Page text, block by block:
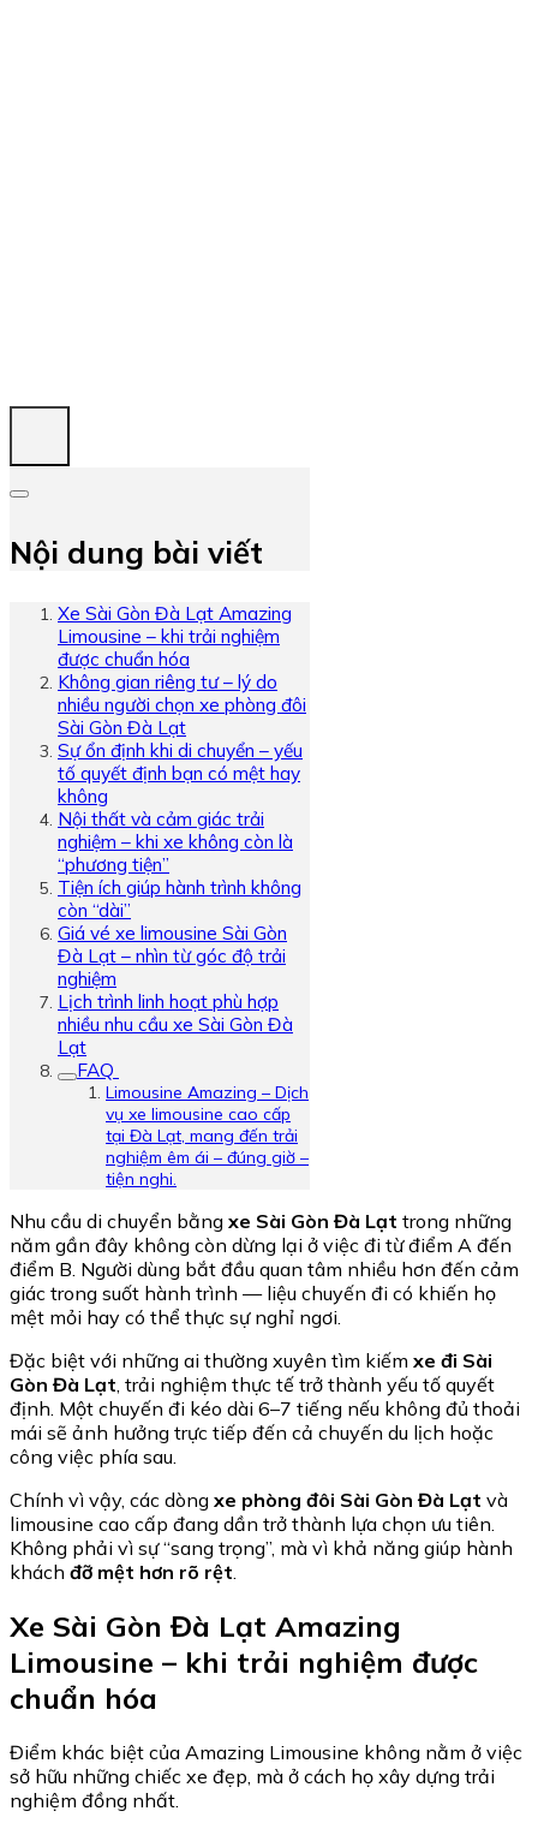
Nội dung bài viết
Xe Sài Gòn Đà Lạt Amazing
Limousine – khi trải nghiệm
được chuẩn hóa
Không gian riêng tư – lý do
nhiều người chọn xe phòng đôi
Sài Gòn Đà Lạt
Sự ổn định khi di chuyển – yếu
tố quyết định bạn có mệt hay
không
Nội thất và cảm giác trải
nghiệm – khi xe không còn là
“phương tiện”
Tiện ích giúp hành trình không
còn “dài”
Giá vé xe limousine Sài Gòn
Đà Lạt – nhìn từ góc độ trải
nghiệm
Lịch trình linh hoạt phù hợp
nhiều nhu cầu xe Sài Gòn Đà
Lạt
FAQ
Limousine Amazing – Dịch
vụ xe limousine cao cấp
tại Đà Lạt, mang đến trải
nghiệm êm ái – đúng giờ –
tiện nghi.
Nhu cầu di chuyển bằng xe Sài Gòn Đà Lạt trong những
năm gần đây không còn dừng lại ở việc đi từ điểm A đến
điểm B. Người dùng bắt đầu quan tâm nhiều hơn đến cảm
giác trong suốt hành trình — liệu chuyến đi có khiến họ
mệt mỏi hay có thể thực sự nghỉ ngơi.
Đặc biệt với những ai thường xuyên tìm kiếm xe đi Sài
Gòn Đà Lạt , trải nghiệm thực tế trở thành yếu tố quyết
định. Một chuyến đi kéo dài 6–7 tiếng nếu không đủ thoải
mái sẽ ảnh hưởng trực tiếp đến cả chuyến du lịch hoặc
công việc phía sau.
Chính vì vậy, các dòng xe phòng đôi Sài Gòn Đà Lạt và
limousine cao cấp đang dần trở thành lựa chọn ưu tiên.
Không phải vì sự “sang trọng”, mà vì khả năng giúp hành
khách đỡ mệt hơn rõ rệt
Xe Sài Gòn Đà Lạt Amazing
Limousine – khi trải nghiệm được
chuẩn hóa
Điểm khác biệt của Amazing Limousine không nằm ở việc
sở hữu những chiếc xe đẹp, mà ở cách họ xây dựng trải
nghiệm đồng nhất.